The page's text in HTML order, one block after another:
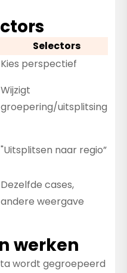
Selectors
Kies perspectief
Wijzigt
groepering/uitsplitsing
"Uitsplitsen naar regio”
Dezelfde cases,
andere weergave
werken
wordt gegroepeerd